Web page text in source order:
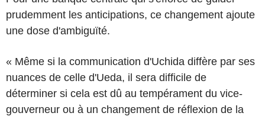
prudemment les anticipations, ce changement ajoute
une dose d'ambiguïté.
« Même si la communication d'Uchida diffère par ses
nuances de celle d'Ueda, il sera difficile de
déterminer si cela est dû au tempérament du vice-
gouverneur ou à un changement de réflexion de la